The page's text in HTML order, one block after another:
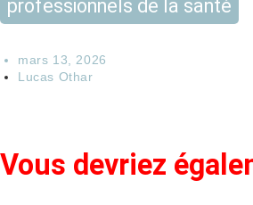
professionnels de la santé
mars 13, 2026
Lucas Othar
Vous devriez